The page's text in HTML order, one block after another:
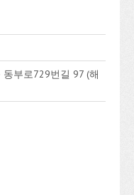
부로729번길 97 (해